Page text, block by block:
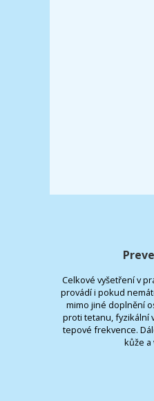
Celkové vyšetření v
provádí i pokud
mimo jiné doplnění
proti tetanu, fyzikální
tepové frekvence.
kůže a